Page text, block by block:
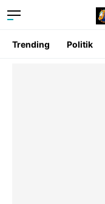
Trending Politik